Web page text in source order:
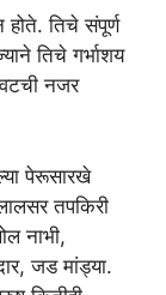
होते. तिचे संपूर्ण
तिचे गर्भाशय
नजर
पेरूसारखे
तपकिरी
नाभी,
जड मांड्या.